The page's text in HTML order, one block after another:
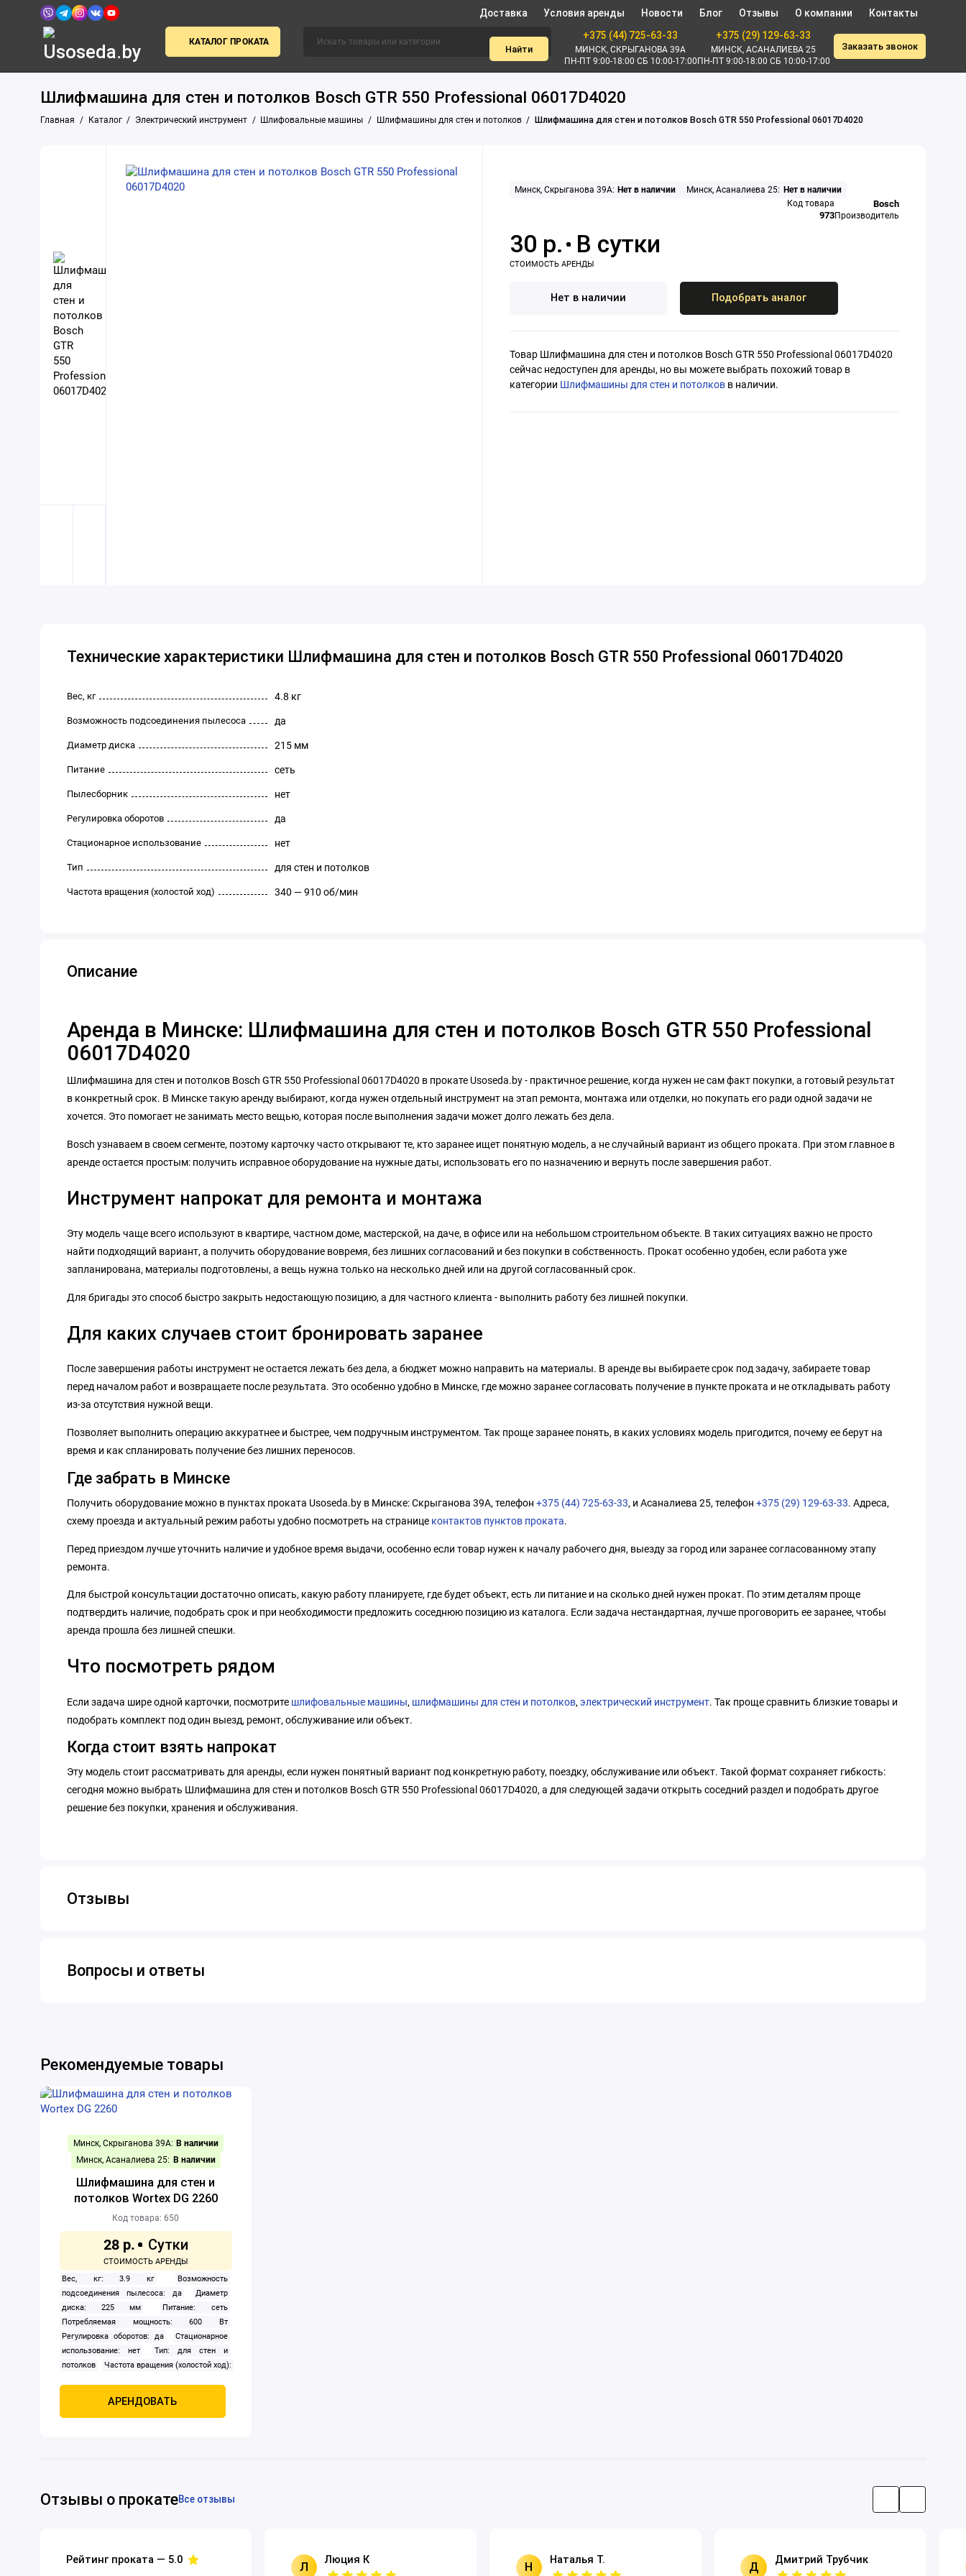
Доставка Условия аренды Новости Блог Отзывы О компании Контакты
КАТАЛОГ ПРОКАТА
Найти
+375 (44) 725-63-33
МИНСК, СКРЫГАНОВА 39А
ПН-ПТ 9:00-18:00 СБ 10:00-17:00
+375 (29) 129-63-33
МИНСК, АСАНАЛИЕВА 25
ПН-ПТ 9:00-18:00 СБ 10:00-17:00
Заказать звонок
Шлифмашина для стен и потолков Bosch GTR 550 Professional 06017D4020
Главная Каталог Электрический инструмент Шлифовальные машины Шлифмашины для стен и потолков Шлифмашина для стен и потолков Bosch GTR 550 Professional 06017D4020
Минск, Скрыганова 39А: Нет в наличии Минск, Асаналиева 25: Нет в наличии
Код товара
973
Bosch
Производитель
30 р.
Нет в наличии Подобрать аналог
Товар Шлифмашина для стен и потолков Bosch GTR 550 Professional 06017D4020
сейчас недоступен для аренды, но вы можете выбрать похожий товар в
категории Шлифмашины для стен и потолковв наличии.
Технические характеристики Шлифмашина для стен и потолков Bosch GTR 550 Professional 06017D4020
Вес, кг 4.8 кг
Возможность подсоединения пылесоса да
Диаметр диска 215 мм
Питание сеть
Пылесборник нет
Регулировка оборотов да
Стационарное использование нет
Тип для стен и потолков
Частота вращения (холостой ход) 340 — 910 об/мин
Описание
Аренда в Минске: Шлифмашина для стен и потолков Bosch GTR 550 Professional
06017D4020
Шлифмашина для стен и потолков Bosch GTR 550 Professional 06017D4020 в прокате Usoseda.by - практичное решение, когда нужен не сам факт покупки, а готовый результат
в конкретный срок. В Минске такую аренду выбирают, когда нужен отдельный инструмент на этап ремонта, монтажа или отделки, но покупать его ради одной задачи не
хочется. Это помогает не занимать место вещью, которая после выполнения задачи может долго лежать без дела.
Bosch узнаваем в своем сегменте, поэтому карточку часто открывают те, кто заранее ищет понятную модель, а не случайный вариант из общего проката. При этом главное в
аренде остается простым: получить исправное оборудование на нужные даты, использовать его по назначению и вернуть после завершения работ.
Инструмент напрокат для ремонта и монтажа
Эту модель чаще всего используют в квартире, частном доме, мастерской, на даче, в офисе или на небольшом строительном объекте. В таких ситуациях важно не просто
найти подходящий вариант, а получить оборудование вовремя, без лишних согласований и без покупки в собственность. Прокат особенно удобен, если работа уже
запланирована, материалы подготовлены, а вещь нужна только на несколько дней или на другой согласованный срок.
Для бригады это способ быстро закрыть недостающую позицию, а для частного клиента - выполнить работу без лишней покупки.
Для каких случаев стоит бронировать заранее
После завершения работы инструмент не остается лежать без дела, а бюджет можно направить на материалы. В аренде вы выбираете срок под задачу, забираете товар
перед началом работ и возвращаете после результата. Это особенно удобно в Минске, где можно заранее согласовать получение в пункте проката и не откладывать работу
из-за отсутствия нужной вещи.
Позволяет выполнить операцию аккуратнее и быстрее, чем подручным инструментом. Так проще заранее понять, в каких условиях модель пригодится, почему ее берут на
время и как спланировать получение без лишних переносов.
Где забрать в Минске
Получить оборудование можно в пунктах проката Usoseda.by в Минске: Скрыганова 39А, телефон +375 (44) 725-63-33, и Асаналиева 25, телефон +375 (29) 129-63-33. Адреса,
схему проезда и актуальный режим работы удобно посмотреть на странице контактов пунктов проката.
Перед приездом лучше уточнить наличие и удобное время выдачи, особенно если товар нужен к началу рабочего дня, выезду за город или заранее согласованному этапу
ремонта.
Для быстрой консультации достаточно описать, какую работу планируете, где будет объект, есть ли питание и на сколько дней нужен прокат. По этим деталям проще
подтвердить наличие, подобрать срок и при необходимости предложить соседнюю позицию из каталога. Если задача нестандартная, лучше проговорить ее заранее, чтобы
аренда прошла без лишней спешки.
Что посмотреть рядом
Если задача шире одной карточки, посмотрите шлифовальные машины, шлифмашины для стен и потолков, электрический инструмент. Так проще сравнить близкие товары и
подобрать комплект под один выезд, ремонт, обслуживание или объект.
Когда стоит взять напрокат
Эту модель стоит рассматривать для аренды, если нужен понятный вариант под конкретную работу, поездку, обслуживание или объект. Такой формат сохраняет гибкость:
сегодня можно выбрать Шлифмашина для стен и потолков Bosch GTR 550 Professional 06017D4020, а для следующей задачи открыть соседний раздел и подобрать другое
решение без покупки, хранения и обслуживания.
Отзывы
Вопросы и ответы
Рекомендуемые товары
Минск, Скрыганова 39А: В наличии
Минск, Асаналиева 25: В наличии
Шлифмашина для стен и
потолков Wortex DG 2260
Код товара: 650
28 р.
Вес, кг: 3.9 кг
Возможность
подсоединения пылесоса: да
Диаметр
диска: 225 мм
Питание: сеть
Потребляемая мощность: 600 Вт
Регулировка оборотов: да
Стационарное
использование: нет
Тип: для стен и
потолков
Частота вращения (холостой ход):
АРЕНДОВАТЬ
Отзывы о прокатеВсе отзывы
Рейтинг проката — 5.0
Л
Люция К
Н
Наталья Т.
Д
Дмитрий Трубчик